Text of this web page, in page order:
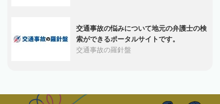
交通事故の悩みについて地元の弁護士の検
索ができるポータルサイトです。
交通事故の羅針盤